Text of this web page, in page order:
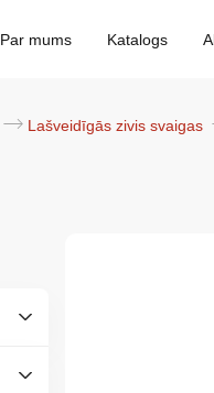
Par mums Katalogs
Lašveidīgās zivis svaigas